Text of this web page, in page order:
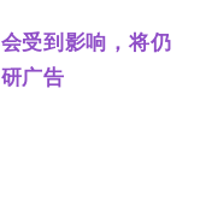
受到影响，将仍
广告